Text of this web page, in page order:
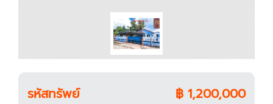
รหัสทรัพย์ ฿ 1,200,000